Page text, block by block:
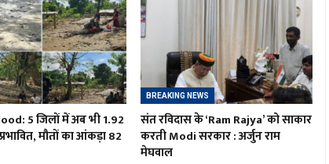
5 जिलों में अब भी 1.92
मौतों का आंकड़ा 82
BREAKING NEWS
संत रविदास के ‘Ram Rajya’ को साकार
करती Modi सरकार : अर्जुन राम
मेघवाल